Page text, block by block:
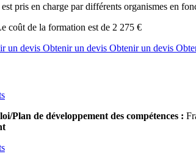
pris en charge par différents organismes en
coût de la formation est de 2 275 €
un devis Obtenir un devis Obtenir un devis
Plan de développement des compétences :